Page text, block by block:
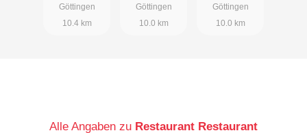
Göttingen
10.4 km
Göttingen
10.0 km
Göttingen
10.0 km
Alle Angaben zu Restaurant Restaurant